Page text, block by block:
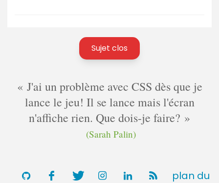
Sujet clos
J'ai un problème avec CSS dès que je
lance le jeu! Il se lance mais l'écran
n'affiche rien. Que dois-je faire?
(Sarah Palin)
plan du